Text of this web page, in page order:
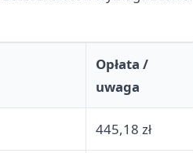
Opłata /
uwaga
445,18 zł